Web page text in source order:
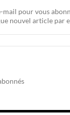
mail pour vous
nouvel article par